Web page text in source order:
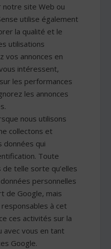
site Web ou
utilise également
la qualité et le
utilisations
vos annonces en
intéressent,
les performances
les annonces
nous utilisons
collectons et
données qui
Toute
telle sorte qu’elles
personnelles
de Google, mais
responsables à cet
ces activités sur la
avec vous en tant
Google.